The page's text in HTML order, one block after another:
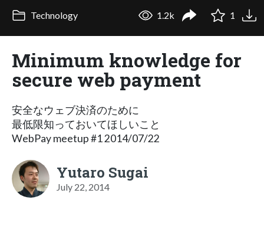
Technology 1.2k 1
Minimum knowledge for
secure web payment
安全なウェブ決済のために
最低限知っておいてほしいこと
WebPay meetup #1 2014/07/22
Yutaro Sugai
July 22, 2014